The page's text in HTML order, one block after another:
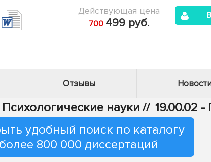
Действующая цена
700 499 руб.
Отзывы
Психологические науки // 19.00.02
удобный поиск по каталогу
более 800 000 диссертаций